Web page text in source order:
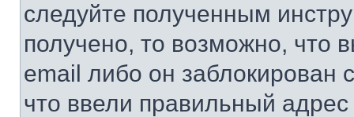
следуйте полученным
получено, то возможно, что
email либо он
что ввели правильный адрес